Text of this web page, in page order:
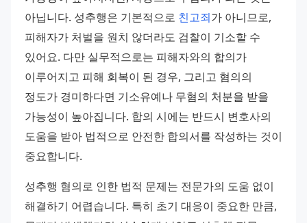
아닙니다. 성추행은 기본적으로 친고죄가 아니므로,
피해자가 처벌을 원치 않더라도 검찰이 기소할 수
있어요. 다만 실무적으로는 피해자와의 합의가
이루어지고 피해 회복이 된 경우, 그리고 혐의의
정도가 경미하다면 기소유예나 무혐의 처분을 받을
가능성이 높아집니다. 합의 시에는 반드시 변호사의
도움을 받아 법적으로 안전한 합의서를 작성하는 것이
중요합니다.
성추행 혐의로 인한 법적 문제는 전문가의 도움 없이
해결하기 어렵습니다. 특히 초기 대응이 중요한 만큼,